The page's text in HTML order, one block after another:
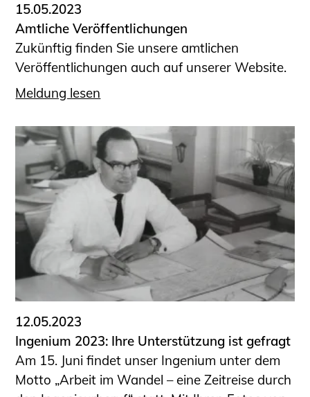
15.05.2023
Amtliche Veröffentlichungen
Zukünftig finden Sie unsere amtlichen
Veröffentlichungen auch auf unserer Website.
Meldung lesen
12.05.2023
Ingenium 2023: Ihre Unterstützung ist gefragt
Am 15. Juni findet unser Ingenium unter dem
Motto „Arbeit im Wandel – eine Zeitreise durch